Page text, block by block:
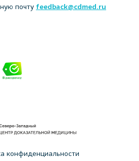
почту feedback@cdmed.ru
конфиденциальности